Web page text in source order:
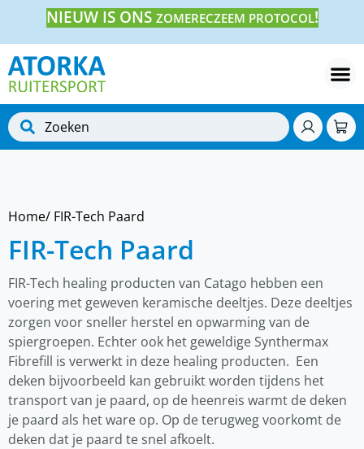
NIEUW IS ONS ZOMERECZEEM PROTOCOL!
Home/ FIR-Tech Paard
FIR-Tech Paard
FIR-Tech healing producten van Catago hebben een
voering met geweven keramische deeltjes. Deze deeltjes
zorgen voor sneller herstel en opwarming van de
spiergroepen. Echter ook het geweldige Synthermax
Fibrefill is verwerkt in deze healing producten. Een
deken bijvoorbeeld kan gebruikt worden tijdens het
transport van je paard, op de heenreis warmt de deken
je paard als het ware op. Op de terugweg voorkomt de
deken dat je paard te snel afkoelt.